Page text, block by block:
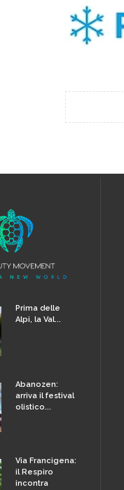
Prima delle
Alpi, la Val...
Abanozen:
arriva il festival
olistico...
Via Francigena:
il Respiro
incontra